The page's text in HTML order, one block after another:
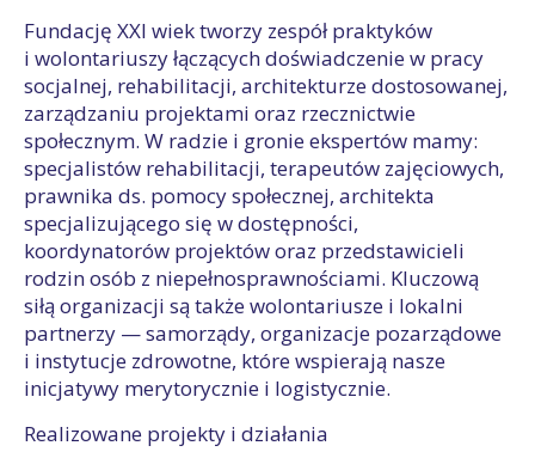
Fundację XXI wiek tworzy zespół praktyków
i wolontariuszy łączących doświadczenie w pracy
socjalnej, rehabilitacji, architekturze dostosowanej,
zarządzaniu projektami oraz rzecznictwie
społecznym. W radzie i gronie ekspertów mamy:
specjalistów rehabilitacji, terapeutów zajęciowych,
prawnika ds. pomocy społecznej, architekta
specjalizującego się w dostępności,
koordynatorów projektów oraz przedstawicieli
rodzin osób z niepełnosprawnościami. Kluczową
siłą organizacji są także wolontariusze i lokalni
partnerzy — samorządy, organizacje pozarządowe
i instytucje zdrowotne, które wspierają nasze
inicjatywy merytorycznie i logistycznie.
Realizowane projekty i działania